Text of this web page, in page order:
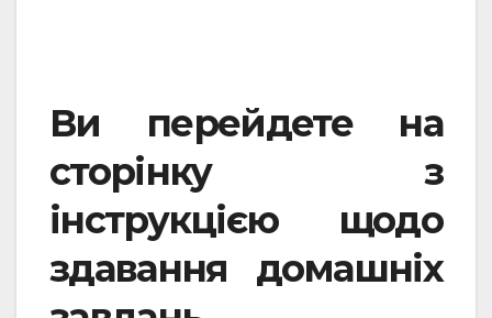
Ви перейдете на
сторінку з
інструкцією щодо
здавання домашніх